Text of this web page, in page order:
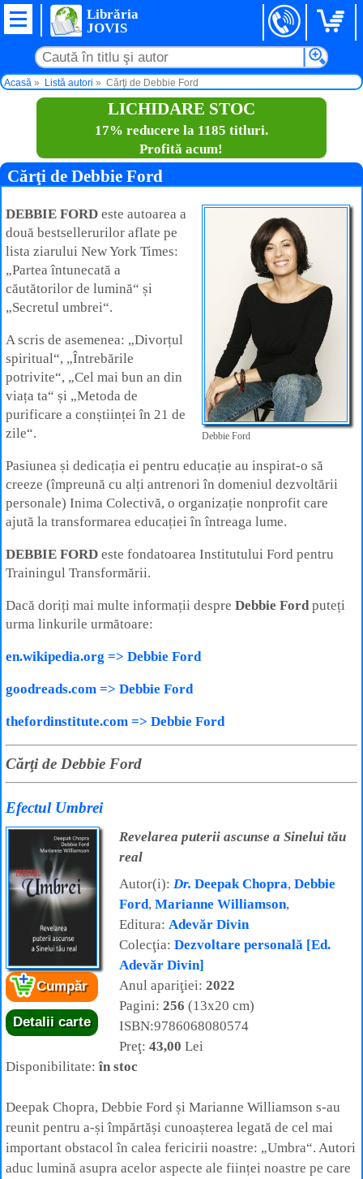
Librăria
JOVIS
Acasă Listă autori Cărţi de Debbie Ford
LICHIDARE STOC
17% reducere la 1185 titluri.
Profită acum!
Cărţi de Debbie Ford
Debbie Ford
DEBBIE FORD este autoarea a
două bestsellerurilor aflate pe
lista ziarului New York Times:
„Partea întunecată a
căutătorilor de lumină“ și
„Secretul umbrei“.
A scris de asemenea: „Divorțul
spiritual“, „Întrebările
potrivite“, „Cel mai bun an din
viața ta“ și „Metoda de
purificare a conștiinței în 21 de
zile“.
Pasiunea și dedicația ei pentru educație au inspirat-o să
creeze (împreună cu alți antrenori în domeniul dezvoltării
personale) Inima Colectivă, o organizație nonprofit care
ajută la transformarea educației în întreaga lume.
DEBBIE FORD este fondatoarea Institutului Ford pentru
Trainingul Transformării.
Dacă doriți mai multe informații despre Debbie Fordputeți
urma linkurile următoare:
en.wikipedia.org => Debbie Ford
goodreads.com => Debbie Ford
thefordinstitute.com => Debbie Ford
Cărţi de Debbie Ford
Efectul Umbrei
Cumpăr
Detalii carte
Revelarea puterii ascunse a Sinelui tău
real
Autor(i): Dr. Deepak Chopra, Debbie
Ford, Marianne Williamson,
Editura: Adevăr Divin
Colecţia: Dezvoltare personală [Ed.
Adevăr Divin]
Anul apariţiei: 2022
Pagini: 256 (13x20 cm)
ISBN:9786068080574
Preţ: 43,00 Lei
Disponibilitate:în stoc
Deepak Chopra, Debbie Ford și Marianne Williamson s-au
reunit pentru a-și împărtăși cunoașterea legată de cel mai
important obstacol în calea fericirii noastre: „Umbra“. Autori
aduc lumină asupra acelor aspecte ale ființei noastre pe care